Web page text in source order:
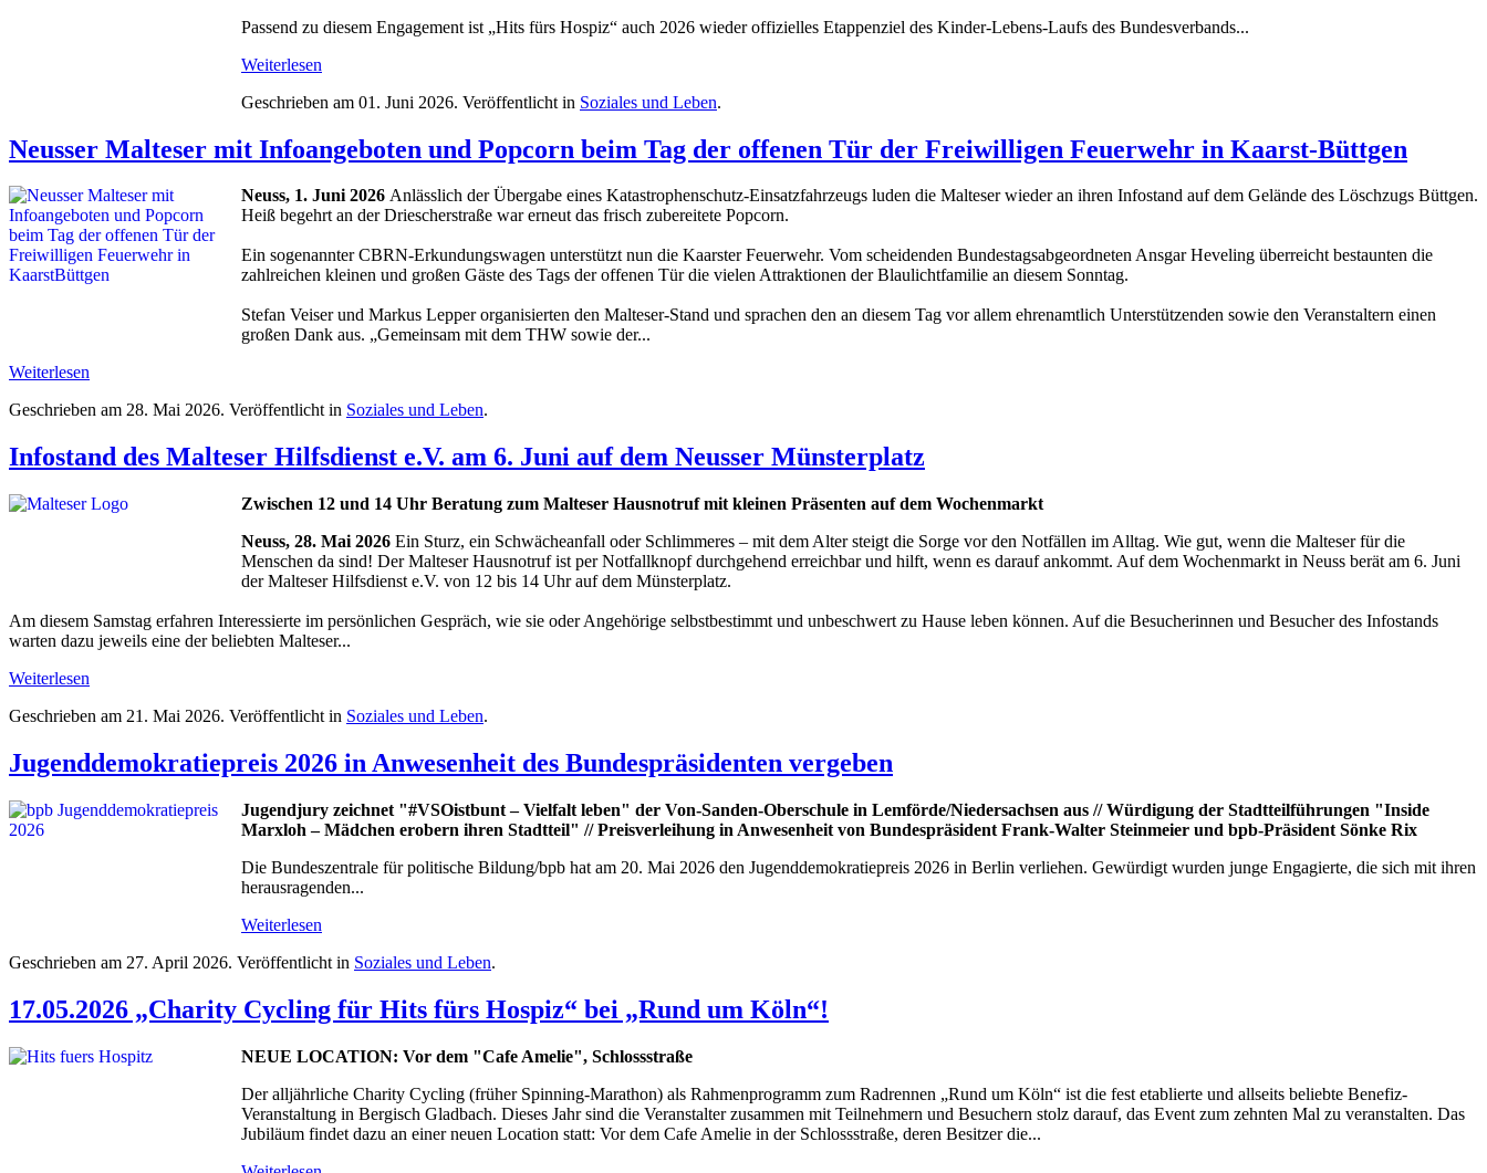
Passend zu diesem Engagement ist „Hits fürs Hospiz“ auch 2026 wieder offizielles Etappenziel des Kinder-Lebens-Laufs des Bundesverbands...
Weiterlesen
Geschrieben am 01. Juni 2026. Veröffentlicht in Soziales und Leben.
Neusser Malteser mit Infoangeboten und Popcorn beim Tag der offenen Tür der Freiwilligen Feuerwehr in Kaarst-Büttgen
Neuss, 1. Juni 2026 Anlässlich der Übergabe eines Katastrophenschutz-Einsatzfahrzeugs luden die Malteser wieder an ihren Infostand auf dem Gelände des Löschzugs Büttgen.
Heiß begehrt an der Driescherstraße war erneut das frisch zubereitete Popcorn.
Ein sogenannter CBRN-Erkundungswagen unterstützt nun die Kaarster Feuerwehr. Vom scheidenden Bundestagsabgeordneten Ansgar Heveling überreicht bestaunten die
zahlreichen kleinen und großen Gäste des Tags der offenen Tür die vielen Attraktionen der Blaulichtfamilie an diesem Sonntag.
Stefan Veiser und Markus Lepper organisierten den Malteser-Stand und sprachen den an diesem Tag vor allem ehrenamtlich Unterstützenden sowie den Veranstaltern einen
großen Dank aus. „Gemeinsam mit dem THW sowie der...
Weiterlesen
Geschrieben am 28. Mai 2026. Veröffentlicht in Soziales und Leben.
Infostand des Malteser Hilfsdienst e.V. am 6. Juni auf dem Neusser Münsterplatz
Zwischen 12 und 14 Uhr Beratung zum Malteser Hausnotruf mit kleinen Präsenten auf dem Wochenmarkt
Neuss, 28. Mai 2026 Ein Sturz, ein Schwächeanfall oder Schlimmeres – mit dem Alter steigt die Sorge vor den Notfällen im Alltag. Wie gut, wenn die Malteser für die
Menschen da sind! Der Malteser Hausnotruf ist per Notfallknopf durchgehend erreichbar und hilft, wenn es darauf ankommt. Auf dem Wochenmarkt in Neuss berät am 6. Juni
der Malteser Hilfsdienst e.V. von 12 bis 14 Uhr auf dem Münsterplatz.
Am diesem Samstag erfahren Interessierte im persönlichen Gespräch, wie sie oder Angehörige selbstbestimmt und unbeschwert zu Hause leben können. Auf die Besucherinnen und Besucher des Infostands
warten dazu jeweils eine der beliebten Malteser...
Weiterlesen
Geschrieben am 21. Mai 2026. Veröffentlicht in Soziales und Leben.
Jugenddemokratiepreis 2026 in Anwesenheit des Bundespräsidenten vergeben
Jugendjury zeichnet "#VSOistbunt – Vielfalt leben" der Von-Sanden-Oberschule in Lemförde/Niedersachsen aus // Würdigung der Stadtteilführungen "Inside
Marxloh – Mädchen erobern ihren Stadtteil" //Preisverleihung in Anwesenheit von Bundespräsident Frank-Walter Steinmeier und bpb-Präsident Sönke Rix
Die Bundeszentrale für politische Bildung/bpb hat am 20. Mai 2026 den Jugenddemokratiepreis 2026 in Berlin verliehen. Gewürdigt wurden junge Engagierte, die sich mit ihren
herausragenden...
Weiterlesen
Geschrieben am 27. April 2026. Veröffentlicht in Soziales und Leben.
17.05.2026 „Charity Cycling für Hits fürs Hospiz“ bei „Rund um Köln“!
NEUE LOCATION: Vor dem "Cafe Amelie", Schlossstraße
Der alljährliche Charity Cycling (früher Spinning-Marathon) als Rahmenprogramm zum Radrennen „Rund um Köln“ ist die fest etablierte und allseits beliebte Benefiz-
Veranstaltung in Bergisch Gladbach. Dieses Jahr sind die Veranstalter zusammen mit Teilnehmern und Besuchern stolz darauf, das Event zum zehnten Mal zu veranstalten. Das
Jubiläum findet dazu an einer neuen Location statt: Vor dem Cafe Amelie in der Schlossstraße, deren Besitzer die...